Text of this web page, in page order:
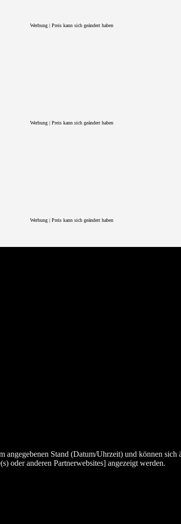
Werbung | Preis kann sich geändert haben
Werbung | Preis kann sich geändert haben
Werbung | Preis kann sich geändert haben
angegebenen Stand (Datum/Uhrzeit) und können
oder anderen Partnerwebsites] angezeigt werden.